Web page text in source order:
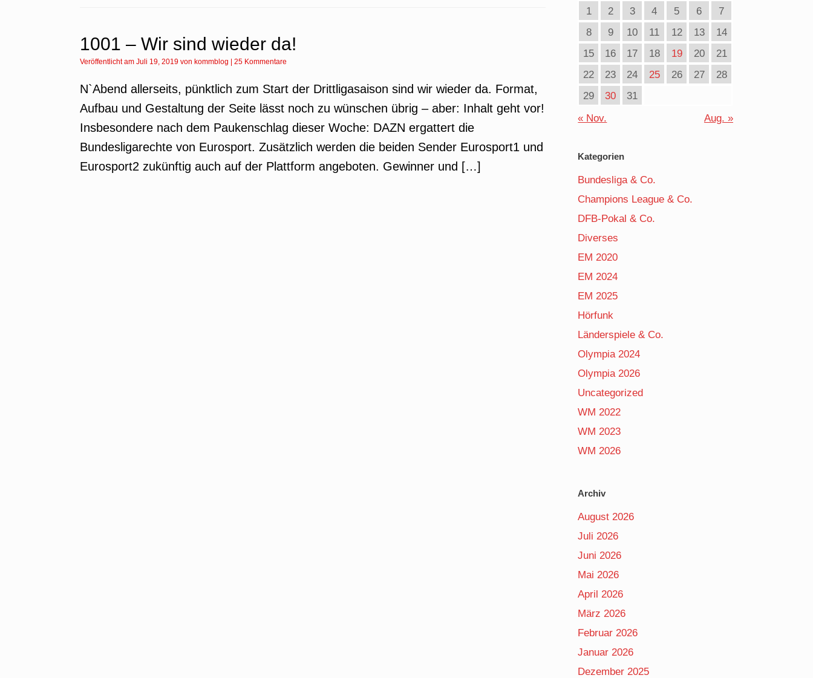
1001 – Wir sind wieder da!
Veröffentlicht am Juli 19, 2019 von kommblog 25 Kommentare
N`Abend allerseits, pünktlich zum Start der Drittligasaison sind wir wieder da. Format,
Aufbau und Gestaltung der Seite lässt noch zu wünschen übrig – aber: Inhalt geht vor!
Insbesondere nach dem Paukenschlag dieser Woche: DAZN ergattert die
Bundesligarechte von Eurosport. Zusätzlich werden die beiden Sender Eurosport1 und
Eurosport2 zukünftig auch auf der Plattform angeboten. Gewinner und […]
1
2 3 4 5 6
7
8
9 10 11 12 13
14
15
16 17 18 19 20
21
22
23 24 25 26 27
28
29
30
31
« Nov.
Aug. »
Kategorien
Bundesliga & Co.
Champions League & Co.
DFB-Pokal & Co.
Diverses
EM 2020
EM 2024
EM 2025
Hörfunk
Länderspiele & Co.
Olympia 2024
Olympia 2026
Uncategorized
WM 2022
WM 2023
WM 2026
Archiv
August 2026
Juli 2026
Juni 2026
Mai 2026
April 2026
März 2026
Februar 2026
Januar 2026
Dezember 2025